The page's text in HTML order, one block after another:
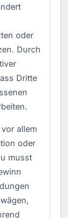
oder
Durch
Dritte
allem
oder
musst